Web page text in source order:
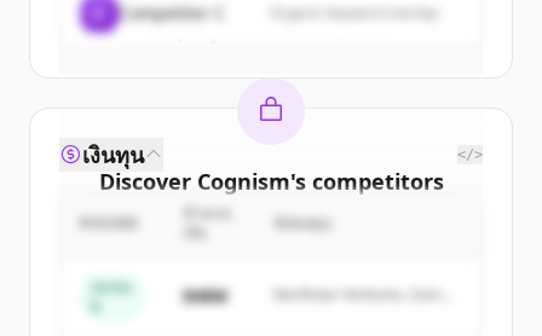
มีบัญชีอยู่แล้วใช่ไหม
Competitor C Organic keyword overlap
Discover Cognism's competitors
Sign up for free to view all
New accounts include trial credits to
get started.
เงินทุน </>
นักลงทุน
Series
$48M
Northstar Ventures, Summit